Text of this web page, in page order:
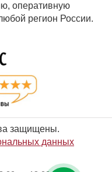
оперативную
регион России.
защищены.
данных